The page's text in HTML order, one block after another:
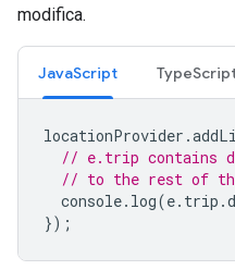
modifica.
JavaScript
locationProvider .
// e.trip contains
// to the rest of
console. log(e. trip .
});